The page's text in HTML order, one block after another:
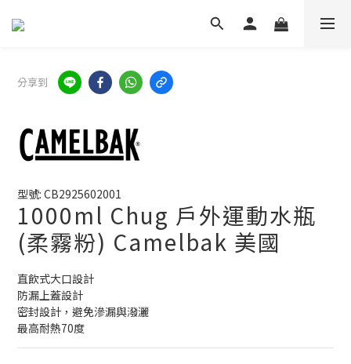
分享到
型號: CB2925602001
1000ml Chug 戶外運動水瓶
(柔霧粉) Camelbak 美國
直飲式大口設計
防漏上蓋設計
密封設計，避免滲漏與潑灑
最高耐熱70度